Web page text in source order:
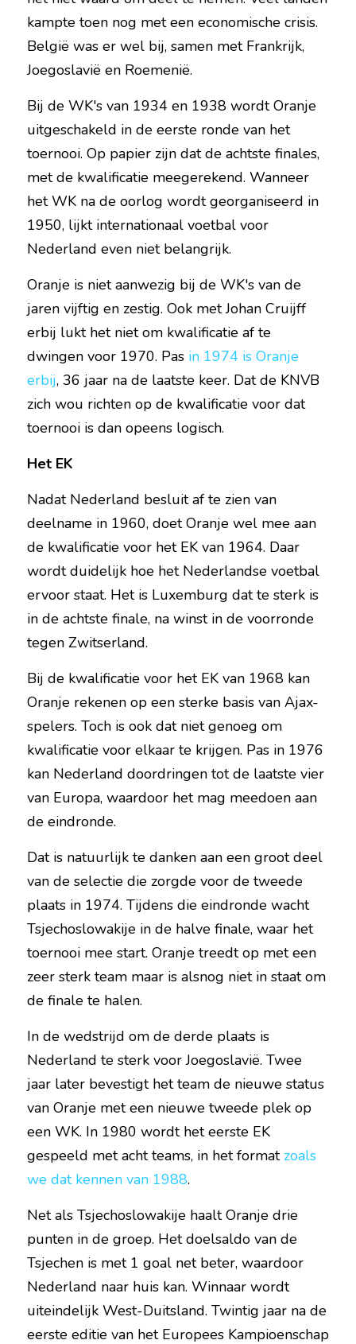
kampte toen nog met een economische crisis.
België was er wel bij, samen met Frankrijk,
Joegoslavië en Roemenië.
Bij de WK's van 1934 en 1938 wordt Oranje
uitgeschakeld in de eerste ronde van het
toernooi. Op papier zijn dat de achtste finales,
met de kwalificatie meegerekend. Wanneer
het WK na de oorlog wordt georganiseerd in
1950, lijkt internationaal voetbal voor
Nederland even niet belangrijk.
Oranje is niet aanwezig bij de WK's van de
jaren vijftig en zestig. Ook met Johan Cruijff
erbij lukt het niet om kwalificatie af te
dwingen voor 1970. Pas in 1974 is Oranje
erbij, 36 jaar na de laatste keer. Dat de KNVB
zich wou richten op de kwalificatie voor dat
toernooi is dan opeens logisch.
Het EK
Nadat Nederland besluit af te zien van
deelname in 1960, doet Oranje wel mee aan
de kwalificatie voor het EK van 1964. Daar
wordt duidelijk hoe het Nederlandse voetbal
ervoor staat. Het is Luxemburg dat te sterk is
in de achtste finale, na winst in de voorronde
tegen Zwitserland.
Bij de kwalificatie voor het EK van 1968 kan
Oranje rekenen op een sterke basis van Ajax-
spelers. Toch is ook dat niet genoeg om
kwalificatie voor elkaar te krijgen. Pas in 1976
kan Nederland doordringen tot de laatste vier
van Europa, waardoor het mag meedoen aan
de eindronde.
Dat is natuurlijk te danken aan een groot deel
van de selectie die zorgde voor de tweede
plaats in 1974. Tijdens die eindronde wacht
Tsjechoslowakije in de halve finale, waar het
toernooi mee start. Oranje treedt op met een
zeer sterk team maar is alsnog niet in staat om
de finale te halen.
In de wedstrijd om de derde plaats is
Nederland te sterk voor Joegoslavië. Twee
jaar later bevestigt het team de nieuwe status
van Oranje met een nieuwe tweede plek op
een WK. In 1980 wordt het eerste EK
gespeeld met acht teams, in het format zoals
we dat kennen van 1988.
Net als Tsjechoslowakije haalt Oranje drie
punten in de groep. Het doelsaldo van de
Tsjechen is met 1 goal net beter, waardoor
Nederland naar huis kan. Winnaar wordt
uiteindelijk West-Duitsland. Twintig jaar na de
eerste editie van het Europees Kampioenschap